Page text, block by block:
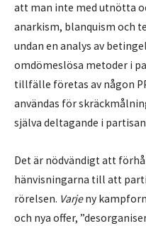
att man inte med utnötta
anarkism, blanquism och
undan en analys av
omdömeslösa metoder i
tillfälle företas av någon
användas för
själva deltagande i
Det är nödvändigt att
hänvisningarna till att
rörelsen. Varjeny
och nya offer,